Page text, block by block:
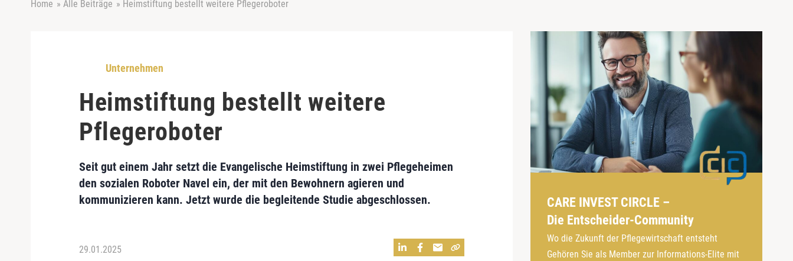
Home » Alle Beiträge » Heimstiftung bestellt weitere Pflegeroboter
Unternehmen
Heimstiftung bestellt weitere
Pflegeroboter
Seit gut einem Jahr setzt die Evangelische Heimstiftung in zwei Pflegeheimen
den sozialen Roboter Navel ein, der mit den Bewohnern agieren und
kommunizieren kann. Jetzt wurde die begleitende Studie abgeschlossen.
29.01.2025
CARE INVEST CIRCLE –
Die Entscheider-Community
Wo die Zukunft der Pflegewirtschaft entsteht
Gehören Sie als Member zur Informations-Elite mit